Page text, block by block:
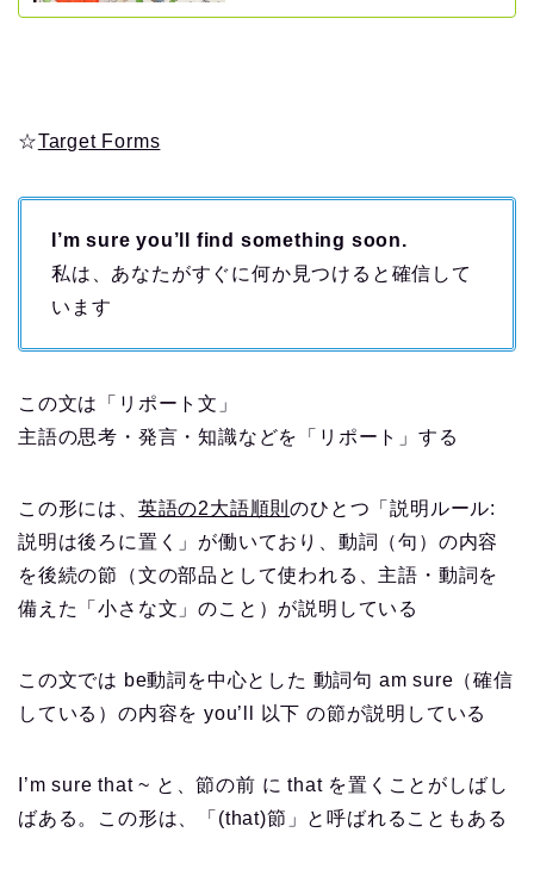
☆Target Forms
I’m sure you’ll find something soon.
私は、あなたがすぐに何か見つけると確信して
います
この文は「リポート文」
主語の思考・発言・知識などを「リポート」する
この形には、 英語の2大語順則のひとつ「説明ルール:
説明は後ろに置く」が働いており、動詞（句）の内容
を後続の節（文の部品として使われる、主語・動詞を
備えた「小さな文」のこと）が説明している
この文では be動詞を中心とした 動詞句 am sure（確信
している）の内容を you’ll 以下 の節が説明している
I’m sure that ~ と、節の前 に that を置くことがしばし
ばある。この形は、「(that)節」と呼ばれることもある